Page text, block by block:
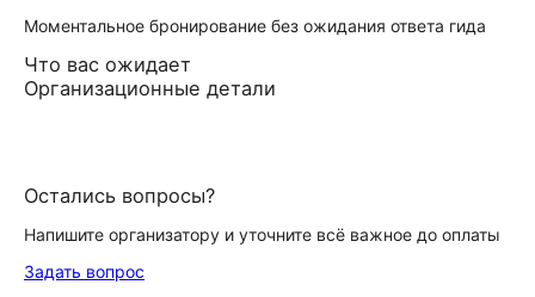
Моментальное бронирование без ожидания ответа гида
Что вас ожидает
Организационные детали
Остались вопросы?
Напишите организатору и уточните всё важное до оплаты
Задать вопрос